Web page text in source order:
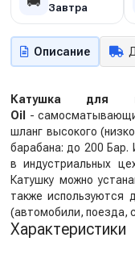
Завтра
Описание
Катушка для
Oil
-
шланг высокого
барабана: до 200 Бар.
в индустриальных
Катушку можно
также используются
(автомобили, поезда,
Характеристики